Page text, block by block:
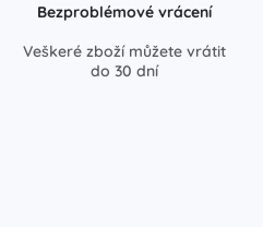
Bezproblémové vrácení
Veškeré zboží můžete vrátit
do 30 dní